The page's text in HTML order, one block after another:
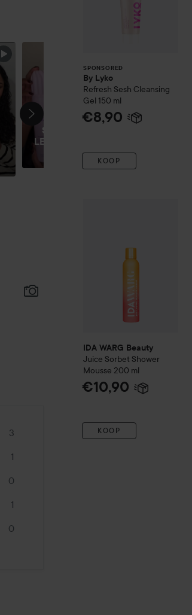
SUNDAE
LEUKE DAG
3
1
0
1
0
SPONSORED
By Lyko
Refresh Sesh Cleansing
Gel 150 ml
€8,90
KOOP
IDA WARG Beauty
Juice Sorbet Shower
Mousse 200 ml
€10,90
KOOP